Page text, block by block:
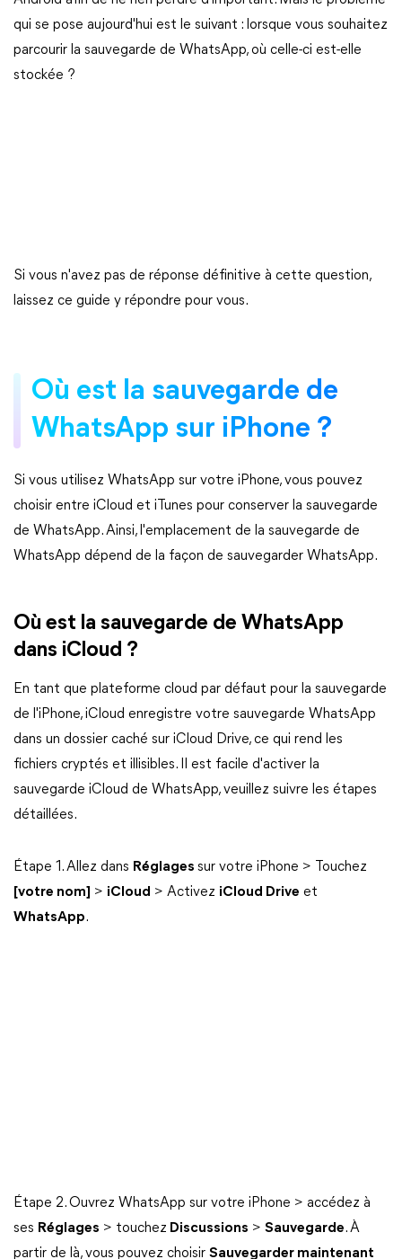
qui se pose aujourd'hui est le suivant : lorsque vous souhaitez
parcourir la sauvegarde de WhatsApp, où celle-ci est-elle
stockée ?
Si vous n'avez pas de réponse définitive à cette question,
laissez ce guide y répondre pour vous.
Où est la sauvegarde de
WhatsApp sur iPhone ?
Si vous utilisez WhatsApp sur votre iPhone, vous pouvez
choisir entre iCloud et iTunes pour conserver la sauvegarde
de WhatsApp. Ainsi, l'emplacement de la sauvegarde de
WhatsApp dépend de la façon de sauvegarder WhatsApp.
Où est la sauvegarde de WhatsApp
dans iCloud ?
En tant que plateforme cloud par défaut pour la sauvegarde
de l'iPhone, iCloud enregistre votre sauvegarde WhatsApp
dans un dossier caché sur iCloud Drive, ce qui rend les
fichiers cryptés et illisibles. Il est facile d'activer la
sauvegarde iCloud de WhatsApp, veuillez suivre les étapes
détaillées.
Étape 1. Allez dans Réglages sur votre iPhone > Touchez
[votre nom] > iCloud > Activez iCloud Drive et
WhatsApp.
Étape 2. Ouvrez WhatsApp sur votre iPhone > accédez à
ses Réglages > touchez Discussions > Sauvegarde. À
partir de là, vous pouvez choisir Sauvegarder maintenant